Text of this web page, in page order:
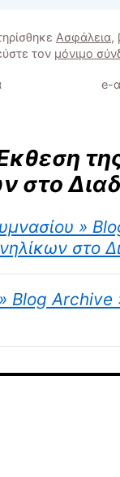
Ασφάλεια,
τον μόνιμο
e-
στο
»
στο
Blog Archive